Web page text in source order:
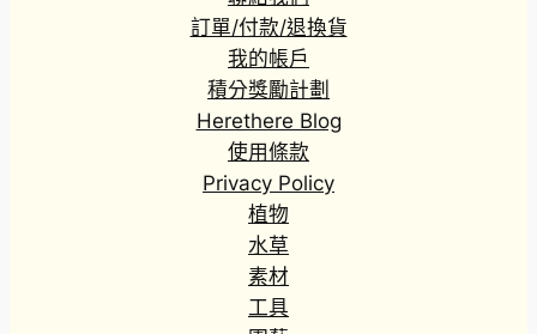
訂單/付款/退換貨
我的帳戶
積分獎勵計劃
Herethere Blog
使用條款
Privacy Policy
植物
水草
素材
工具